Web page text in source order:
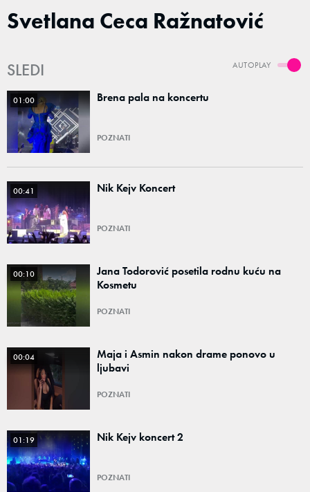
Svetlana Ceca Ražnatović
AUTOPLAY
SLEDI
01:00 Brena pala na koncertu
POZNATI
00:41 Nik Kejv Koncert
POZNATI
00:10
Jana Todorović posetila rodnu kuću na
Kosmetu
POZNATI
00:04
Maja i Asmin nakon drame ponovo u
ljubavi
POZNATI
01:19 Nik Kejv koncert 2
POZNATI